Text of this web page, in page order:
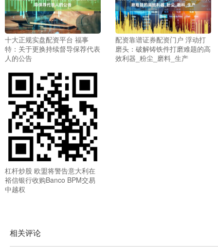
十大正规实盘配资平台 福事
特：关于更换持续督导保荐代表
人的公告
配资靠谱证券配资门户 浮动打
磨头：破解铸铁件打磨难题的高
效利器_粉尘_磨料_生产
杠杆炒股 欧盟将警告意大利在
裕信银行收购Banco BPM交易
中越权
相关评论